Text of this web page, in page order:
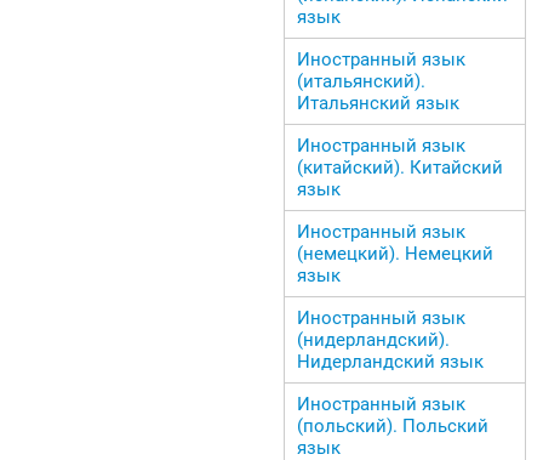
язык
Иностранный язык
(итальянский).
Итальянский язык
Иностранный язык
(китайский). Китайский
язык
Иностранный язык
(немецкий). Немецкий
язык
Иностранный язык
(нидерландский).
Нидерландский язык
Иностранный язык
(польский). Польский
язык